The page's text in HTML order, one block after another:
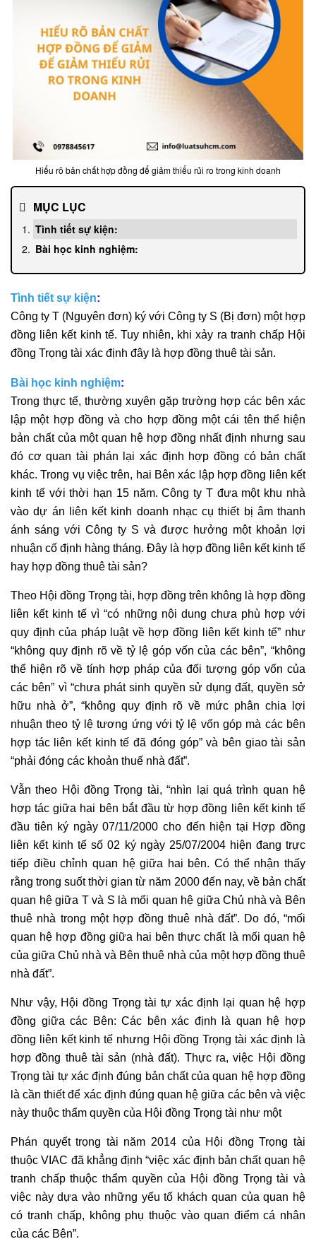
Hiểu rõ bản chất hợp đồng để giảm thiểu rủi ro trong kinh doanh
MỤC LỤC
Tình tiết sự kiện:
Bài học kinh nghiệm:
Tình tiết sự kiện:
Công ty T (Nguyên đơn) ký với Công ty S (Bị đơn) một hợp
đồng liên kết kinh tế. Tuy nhiên, khi xảy ra tranh chấp Hội
đồng Trọng tài xác định đây là hợp đồng thuê tài sản.
Bài học kinh nghiệm:
Trong thực tế, thường xuyên gặp trường hợp các bên xác
lập một hợp đồng và cho hợp đồng một cái tên thể hiện
bản chất của một quan hệ hợp đồng nhất định nhưng sau
đó cơ quan tài phán lại xác định hợp đồng có bản chất
khác. Trong vụ việc trên, hai Bên xác lập hợp đồng liên kết
kinh tế với thời hạn 15 năm. Công ty T đưa một khu nhà
vào dự án liên kết kinh doanh nhạc cụ thiết bị âm thanh
ánh sáng với Công ty S và được hưởng một khoản lợi
nhuận cố định hàng tháng. Đây là hợp đồng liên kết kinh tế
hay hợp đồng thuê tài sản?
Theo Hội đồng Trọng tài, hợp đồng trên không là hợp đồng
liên kết kinh tế vì “có những nội dung chưa phù hợp với
quy định của pháp luật về hợp đồng liên kết kinh tế” như
“không quy định rõ về tỷ lệ góp vốn của các bên”, “không
thể hiện rõ về tính hợp pháp của đối tượng góp vốn của
các bên” vì “chưa phát sinh quyền sử dụng đất, quyền sở
hữu nhà ở”, “không quy định rõ về mức phân chia lợi
nhuận theo tỷ lệ tương ứng với tỷ lệ vốn góp mà các bên
hợp tác liên kết kinh tế đã đóng góp” và bên giao tài sản
“phải đóng các khoản thuế nhà đất”.
Vẫn theo Hội đồng Trọng tài, “nhìn lại quá trình quan hệ
hợp tác giữa hai bên bắt đầu từ hợp đồng liên kết kinh tế
đầu tiên ký ngày 07/11/2000 cho đến hiện tại Hợp đồng
liên kết kinh tế số 02 ký ngày 25/07/2004 hiện đang trực
tiếp điều chỉnh quan hệ giữa hai bên. Có thể nhận thấy
rằng trong suốt thời gian từ năm 2000 đến nay, về bản chất
quan hệ giữa T và S là mối quan hệ giữa Chủ nhà và Bên
thuê nhà trong một hợp đồng thuê nhà đất”. Do đó, “mối
quan hệ hợp đồng giữa hai bên thực chất là mối quan hệ
của giữa Chủ nhà và Bên thuê nhà của một hợp đồng thuê
nhà đất”.
Như vậy, Hội đồng Trọng tài tự xác định lại quan hệ hợp
đồng giữa các Bên: Các bên xác định là quan hệ hợp
đồng liên kết kinh tế nhưng Hội đồng Trọng tài xác định là
hợp đồng thuê tài sản (nhà đất). Thực ra, việc Hội đồng
Trọng tài tự xác định đúng bản chất của quan hệ hợp đồng
là cần thiết để xác định đúng quan hệ giữa các bên và việc
này thuộc thẩm quyền của Hội đồng Trọng tài như một
Phán quyết trọng tài năm 2014 của Hội đồng Trọng tài
thuộc VIAC đã khẳng định “việc xác định bản chất quan hệ
tranh chấp thuộc thẩm quyền của Hội đồng Trọng tài và
việc này dựa vào những yếu tố khách quan của quan hệ
có tranh chấp, không phụ thuộc vào quan điểm cá nhân
của các Bên”.